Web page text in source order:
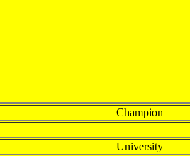
Champion
University